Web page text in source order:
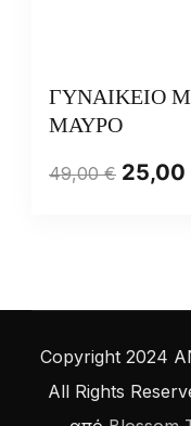
ΓΥΝΑΙΚΕΙΟ
ΜΑΥΡΟ
49,00€ 25,00
Copyright 2024
All Rights